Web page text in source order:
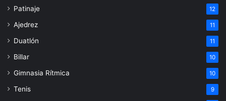
Patinaje 12
Ajedrez 11
Duatlón 11
Billar 10
Gimnasia Rítmica 10
Tenis 9